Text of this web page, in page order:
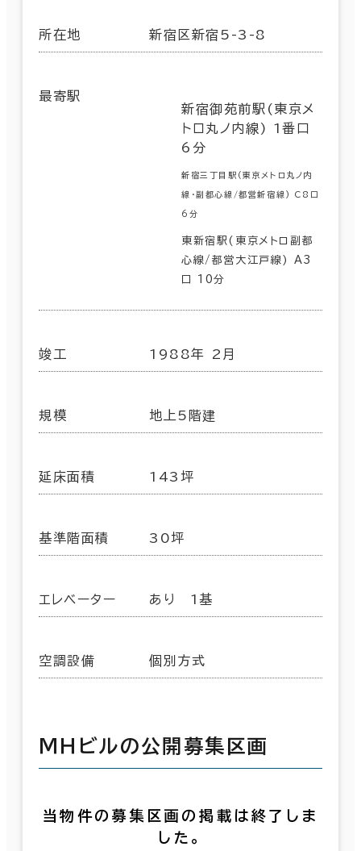
所在地 新宿区新宿5-3-8
最寄駅
新宿御苑前駅(東京メ
トロ丸ノ内線) 1番口
6分
新宿三丁目駅(東京メトロ丸ノ内
線･副都心線/都営新宿線) C8口
6分
東新宿駅(東京メトロ副都
心線/都営大江戸線) A3
口 10分
竣工 1988年 2月
規模 地上5階建
延床面積 143坪
基準階面積 30坪
エレベーター あり 1基
空調設備 個別方式
ＭＨビルの公開募集区画
当物件の募集区画の掲載は終了しま
した。